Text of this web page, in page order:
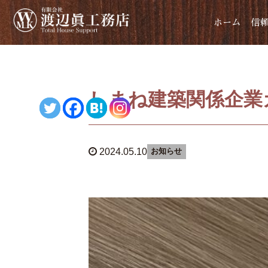
ホーム 信
しまね建築関係企
2024.05.10 お知らせ